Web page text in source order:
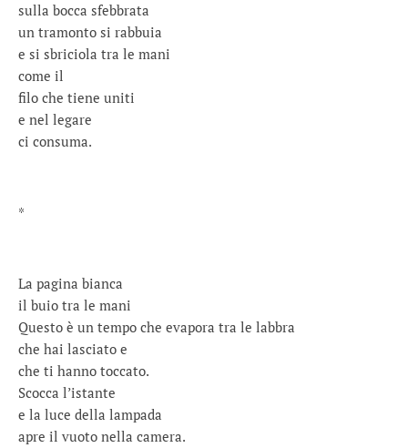
sulla bocca sfebbrata
un tramonto si rabbuia
e si sbriciola tra le mani
come il
filo che tiene uniti
e nel legare
ci consuma.
*
La pagina bianca
il buio tra le mani
Questo è un tempo che evapora tra le labbra
che hai lasciato e
che ti hanno toccato.
Scocca l’istante
e la luce della lampada
apre il vuoto nella camera.